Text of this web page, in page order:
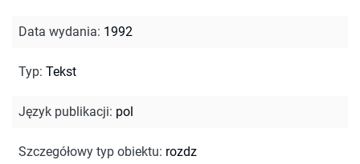
Data wydania: 1992
Typ: Tekst
Język publikacji: pol
Szczegółowy typ obiektu: rozdz